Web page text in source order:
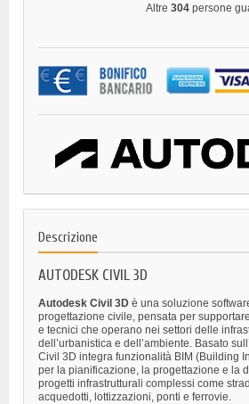
Altre 304 persone
Descrizione
AUTODESK CIVIL 3D
Autodesk Civil 3D è una soluzione
progettazione civile, pensata per
e tecnici che operano nei settori delle
dell’urbanistica e dell’ambiente. Basato
Civil 3D integra funzionalità BIM (Building
per la pianificazione, la progettazione e la
progetti infrastrutturali complessi come
acquedotti, lottizzazioni, ponti e ferrovie.